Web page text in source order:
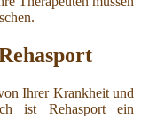
Ihrer Krankheit und
ist Rehasport ein